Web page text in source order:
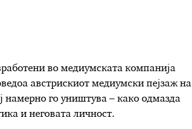
во медиумската компанија
австрискиот медиумски пејзаж на
намерно го уништува – како одмазда
и неговата личност.